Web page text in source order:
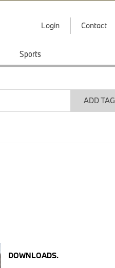
Login Contact
Sports
ADD TAG
DOWNLOADS.